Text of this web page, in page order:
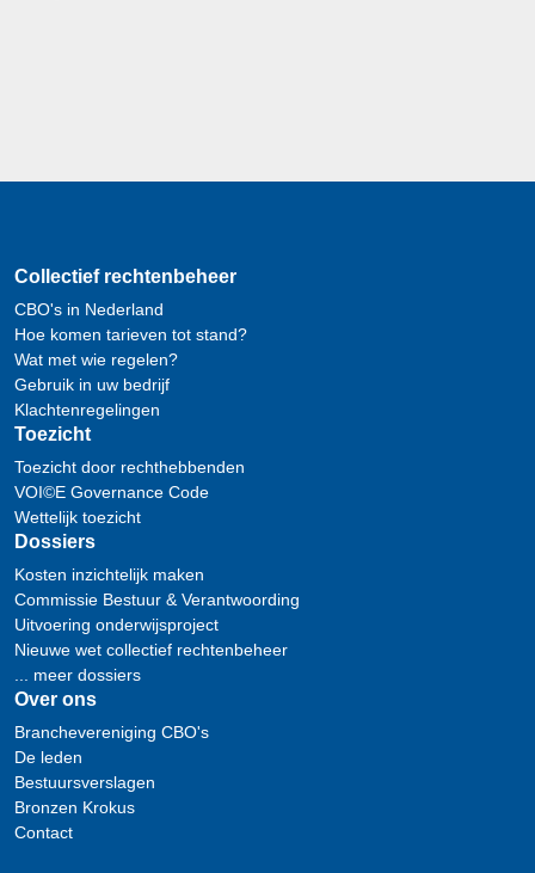
Collectief rechtenbeheer
CBO's in Nederland
Hoe komen tarieven tot stand?
Wat met wie regelen?
Gebruik in uw bedrijf
Klachtenregelingen
Toezicht
Toezicht door rechthebbenden
VOI©E Governance Code
Wettelijk toezicht
Dossiers
Kosten inzichtelijk maken
Commissie Bestuur & Verantwoording
Uitvoering onderwijsproject
Nieuwe wet collectief rechtenbeheer
... meer dossiers
Over ons
Branchevereniging CBO's
De leden
Bestuursverslagen
Bronzen Krokus
Contact